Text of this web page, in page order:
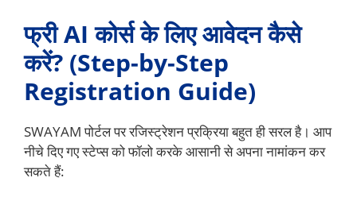
फ्री AI कोर्स के लिए आवेदन कैसे
करें? (Step-by-Step
Registration Guide)
SWAYAM पोर्टल पर रजिस्ट्रेशन प्रक्रिया बहुत ही सरल है। आप
नीचे दिए गए स्टेप्स को फॉलो करके आसानी से अपना नामांकन कर
सकते हैं: